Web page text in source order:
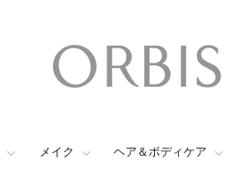
メイク ヘア＆ボディケア